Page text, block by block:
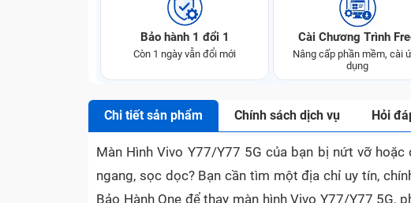
Bảo hành 1 đổi 1
Còn 1 ngày vẫn đổi mới
Cài Chương Trình
Nâng cấp phần mềm, cài
dụng
Chi tiết sản phẩm Chính sách dịch vụ Hỏi
Màn Hình Vivo Y77/Y77 5G của bạn bị nứt vỡ
ngang, sọc dọc? Bạn cần tìm một địa chỉ uy tín,
Bảo Hành One để thay màn hình Vivo Y77/Y77 5G,